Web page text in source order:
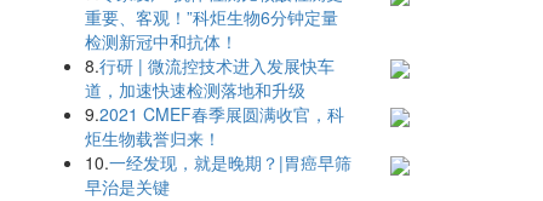
重要、客观！”科炬生物6分钟定量
检测新冠中和抗体！
8.行研 | 微流控技术进入发展快车
道，加速快速检测落地和升级
9.2021 CMEF春季展圆满收官，科
炬生物载誉归来！
10.一经发现，就是晚期？|胃癌早筛
早治是关键